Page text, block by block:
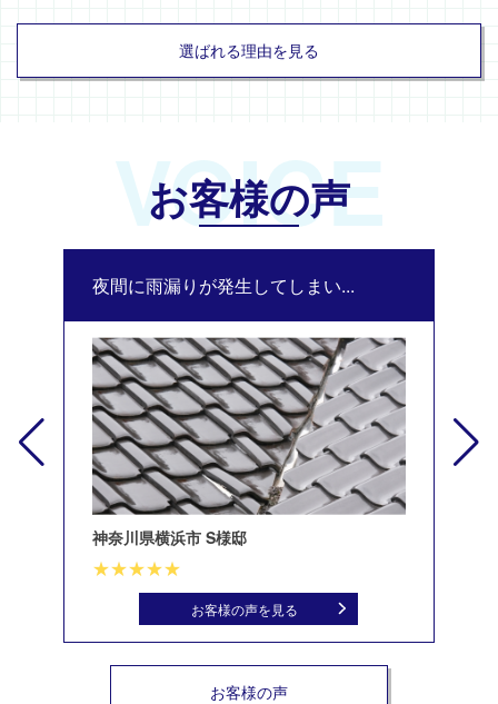
選ばれる理由を見る
VOICE
お客様の声
夜間に雨漏りが発生してしまい...
神奈川県横浜市 S様邸
お客様の声を見る
お客様の声